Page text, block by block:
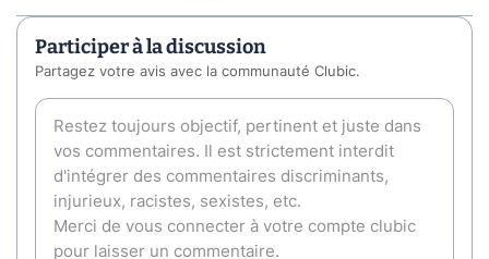
Participer à la discussion
Partagez votre avis avec la communauté Clubic.